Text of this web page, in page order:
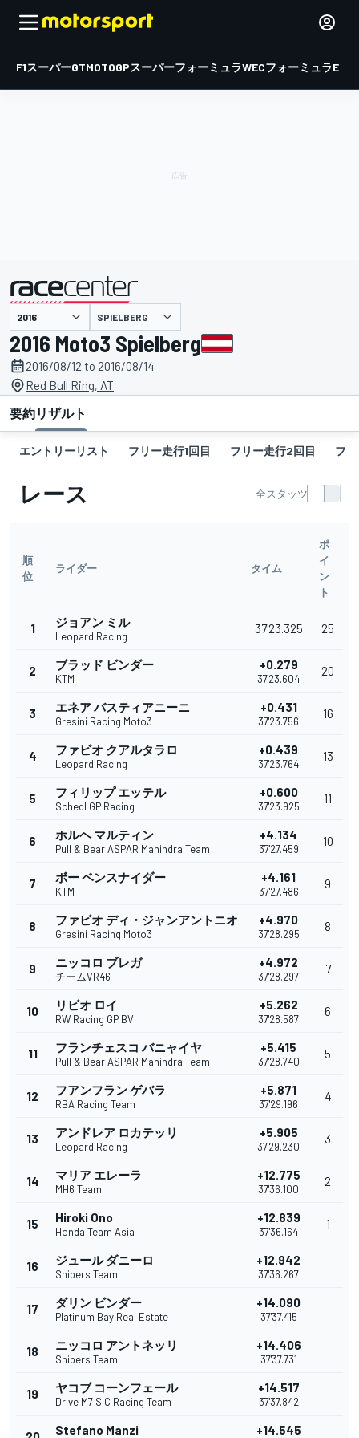
F1スーパーGTMOTOGPスーパーフォーミュラWECフォーミュラE
主催 SPIELBERG
2016 Moto3 Spielberg
2016/08/12 to 2016/08/14
Red Bull Ring, AT
要約リザルト
エントリーリスト フリー走行1回目 フリー走行2回目 フ
レース 全スタッツ
順
位
ライダー タイム
ポ
イ
ン
ト
1 ジョアン ミル
Leopard Racing
37'23.325 25
2 ブラッド ビンダー
KTM
+0.279
37'23.604
20
3 エネア バスティアニーニ
Gresini Racing Moto3
+0.431
37'23.756
16
4 ファビオ クアルタラロ
Leopard Racing
+0.439
37'23.764
13
5 フィリップ エッテル
Schedl GP Racing
+0.600
37'23.925
11
6 ホルヘ マルティン
Pull & Bear ASPAR Mahindra Team
+4.134
37'27.459
10
7 ボー ベンスナイダー
KTM
+4.161
37'27.486
9
8 ファビオ ディ・ジャンアントニオ
Gresini Racing Moto3
+4.970
37'28.295
8
9 ニッコロ ブレガ
チームVR46
+4.972
37'28.297
7
10 リビオ ロイ
RW Racing GP BV
+5.262
37'28.587
6
11 フランチェスコ バニャイヤ
Pull & Bear ASPAR Mahindra Team
+5.415
37'28.740
5
12 フアンフラン ゲバラ
RBA Racing Team
+5.871
37'29.196
4
13 アンドレア ロカテッリ
Leopard Racing
+5.905
37'29.230
3
14 マリア エレーラ
MH6 Team
+12.775
37'36.100
2
15 Hiroki Ono
Honda Team Asia
+12.839
37'36.164
1
16 ジュール ダニーロ
Snipers Team
+12.942
37'36.267
17 ダリン ビンダー
Platinum Bay Real Estate
+14.090
37'37.415
18 ニッコロ アントネッリ
Snipers Team
+14.406
37'37.731
19 ヤコブ コーンフェール
Drive M7 SIC Racing Team
+14.517
37'37.842
Stefano Manzi +14.545